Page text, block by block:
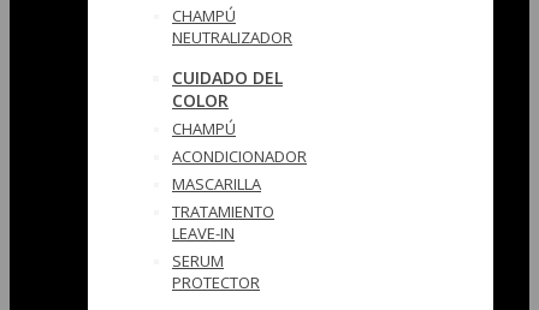
CHAMPÚ
NEUTRALIZADOR
CUIDADO DEL
COLOR
CHAMPÚ
ACONDICIONADOR
MASCARILLA
TRATAMIENTO
LEAVE-IN
SERUM
PROTECTOR